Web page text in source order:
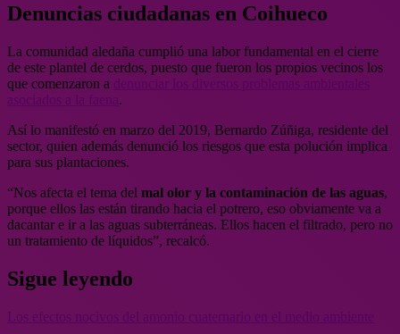
Denuncias ciudadanas en Coihueco
La comunidad aledaña cumplió una labor fundamental en el cierre
de este plantel de cerdos, puesto que fueron los propios vecinos los
que comenzaron a
.
Así lo manifestó en marzo del 2019, Bernardo Zúñiga, residente del
sector, quien además denunció los riesgos que esta polución implica
para sus plantaciones.
“Nos afecta el tema del mal olor y la contaminación de las aguas,
porque ellos las están tirando hacia el potrero, eso obviamente va a
dacantar e ir a las aguas subterráneas. Ellos hacen el filtrado, pero no
un tratamiento de líquidos”, recalcó.
Sigue leyendo